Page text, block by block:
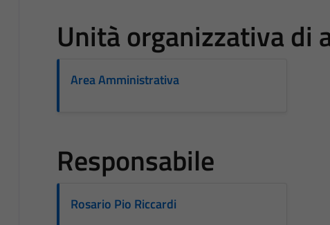
Unità organizzativa di
Area Amministrativa
Responsabile
Rosario Pio Riccardi